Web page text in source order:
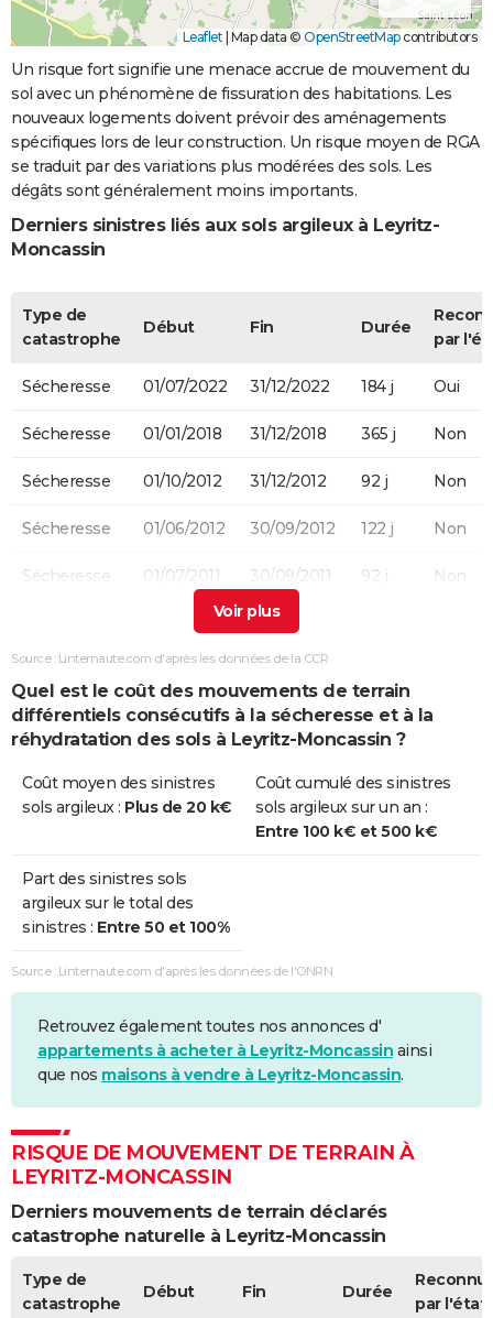
Leaflet | Map data © OpenStreetMapcontributors
Un risque fort signifie une menace accrue de mouvement du
sol avec un phénomène de fissuration des habitations. Les
nouveaux logements doivent prévoir des aménagements
spécifiques lors de leur construction. Un risque moyen de RGA
se traduit par des variations plus modérées des sols. Les
dégâts sont généralement moins importants.
Derniers sinistres liés aux sols argileux à Leyritz-
Moncassin
Type de
catastrophe
Début Fin Durée
par
Sécheresse 01/07/2022 31/12/2022 184 j Oui
Sécheresse 01/01/2018 31/12/2018 365 j Non
Sécheresse 01/10/2012 31/12/2012 92 j Non
Sécheresse 01/06/2012 30/09/2012 122 j Non
Sécheresse 01/07/2011 30/09/2011 92 j Non
01/04/2011 30/06/2011
01/07/2003
Source : Linternaute.com d'après les données de la CCR
Quel est le coût des mouvements de terrain
différentiels consécutifs à la sécheresse et à la
réhydratation des sols à Leyritz-Moncassin ?
Coût moyen des sinistres
sols argileux : Plus de 20 k€
Coût cumulé des sinistres
sols argileux sur un an :
Entre 100 k€ et 500 k€
Part des sinistres sols
argileux sur le total des
sinistres : Entre 50 et 100%
Source : Linternaute.com d'après les données de l'ONRN
Retrouvez également toutes nos annonces d'
appartements à acheter à Leyritz-Moncassin ainsi
que nos maisons à vendre à Leyritz-Moncassin.
RISQUE DE MOUVEMENT DE TERRAIN À
LEYRITZ-MONCASSIN
Derniers mouvements de terrain déclarés
catastrophe naturelle à Leyritz-Moncassin
Type de
catastrophe
Début Fin Durée
par l'état